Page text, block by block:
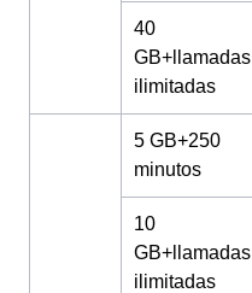
40
GB+llamadas
ilimitadas
5 GB+250
minutos
10
GB+llamadas
ilimitadas